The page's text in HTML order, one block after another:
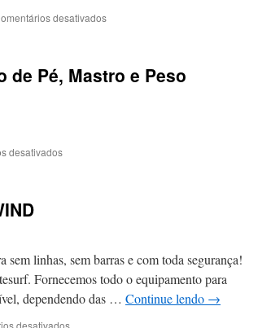
desativadosem
2020,
de Pé, Mastro e Peso
desativadosem
Mastro
e
Peso
linhas, sem barras e com toda segurança!
Fornecemos todo o equipamento para
dependendo das … Continue lendo →
desativadosem